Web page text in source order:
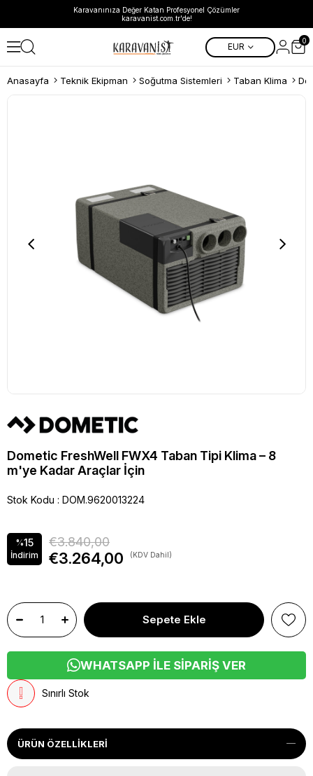
Karavanınıza Değer Katan Profesyonel Çözümler
karavanist.com.tr'de!
EUR
0
Anasayfa Teknik Ekipman Soğutma Sistemleri Taban Klima
Dometic FreshWell FWX4 Taban Tipi Klima – 8
m'ye Kadar Araçlar İçin
Stok Kodu DOM.9620013224
%15
İndirim
€3.840,00
€3.264,00
WHATSAPP İLE SIPARIŞ VER
Sınırlı Stok
ÜRÜN ÖZELLIKLERI